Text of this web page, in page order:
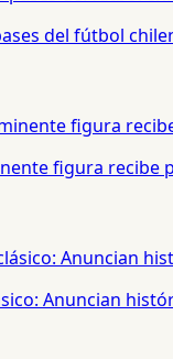
del fútbol
figura
Anuncian